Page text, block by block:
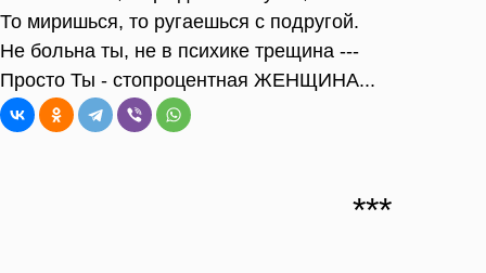
То миришься, то ругаешься с подругой.
Не больна ты, не в психике трещина ---
Просто Ты - стопроцентная ЖЕНЩИНА...